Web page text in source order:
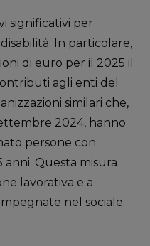
significativi per
In particolare,
di euro per il 2025 il
agli enti del
similari che,
2024, hanno
persone con
anni. Questa misura
lavorativa e a
nel sociale.